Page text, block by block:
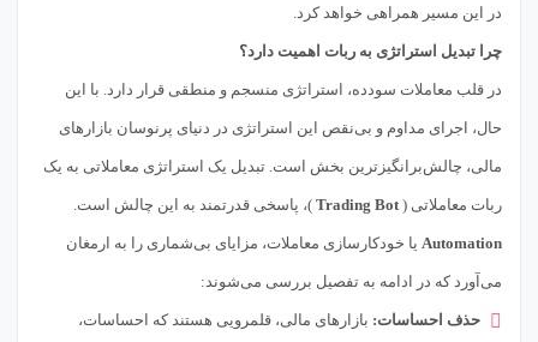
در این مسیر همراهی خواهد کرد.
چرا تبدیل استراتژی به ربات اهمیت دارد؟
در قلب معاملات سودده، استراتژی منسجم و منطقی قرار دارد. با این
حال، اجرای مداوم و بی‌نقص این استراتژی در دنیای پرنوسان بازارهای
مالی، چالش‌برانگیزترین بخش است. تبدیل یک استراتژی معاملاتی به یک
ربات معاملاتی (Trading Bot )، پاسخی قدرتمند به این چالش است.
Automation یا خودکارسازی معاملات، مزایای بی‌شماری را به ارمغان
می‌آورد که در ادامه به تفصیل بررسی می‌شوند:
حذف احساسات: بازارهای مالی، قلمرویی هستند که احساسات،